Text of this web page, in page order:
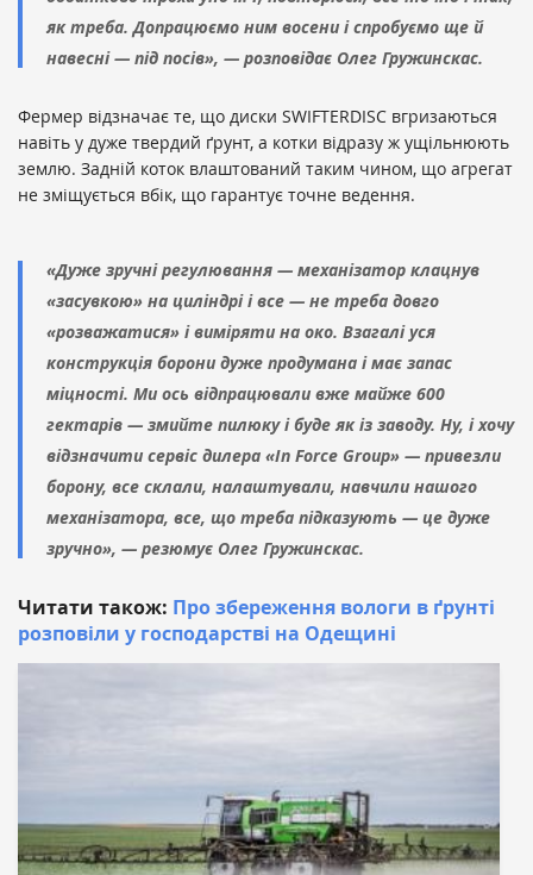
як треба. Допрацюємо ним восени і спробуємо ще й
навесні — під посів», — розповідає Олег Гружинскас.
Фермер відзначає те, що диски SWIFTERDISC вгризаються
навіть у дуже твердий ґрунт, а котки відразу ж ущільнюють
землю. Задній коток влаштований таким чином, що агрегат
не зміщується вбік, що гарантує точне ведення.
«Дуже зручні регулювання — механізатор клацнув
«засувкою» на циліндрі і все — не треба довго
«розважатися» і виміряти на око. Взагалі уся
конструкція борони дуже продумана і має запас
міцності. Ми ось відпрацювали вже майже 600
гектарів — змийте пилюку і буде як із заводу. Ну, і хочу
відзначити сервіс дилера «In Force Group» — привезли
борону, все склали, налаштували, навчили нашого
механізатора, все, що треба підказують — це дуже
зручно», — резюмує Олег Гружинскас.
Читати також: Про збереження вологи в ґрунті
розповіли у господарстві на Одещині